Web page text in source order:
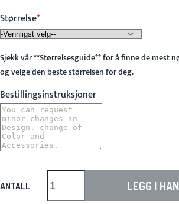
Størrelse
Sjekk vår**Størrelsesguide**for å finne de mest
og velge den beste størrelsen for deg.
Bestillingsinstruksjoner
ANTALL LEGG I